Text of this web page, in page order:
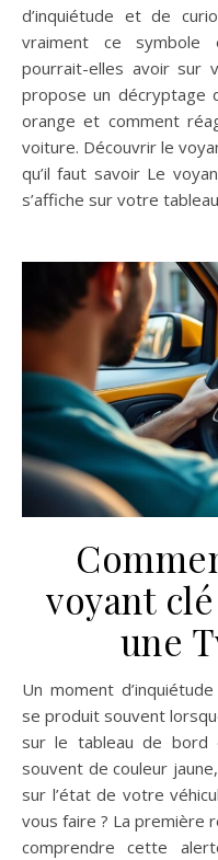
d’inquiétude et de
vraiment ce symbole
pourrait-elles avoir sur
propose un décryptage
orange et comment
voiture. Découvrir le
qu’il faut savoir Le
s’affiche sur votre
voyant
une
Un moment d’inquiétude pour de nombreux conducteurs
se produit souvent
sur le tableau de bord
souvent de couleur
sur l’état de votre
vous faire ? La première
comprendre cette